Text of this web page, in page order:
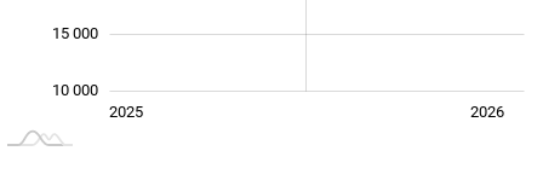
10 000
15 000
L
Січ. 2025
Лип.
2027 2026
2025